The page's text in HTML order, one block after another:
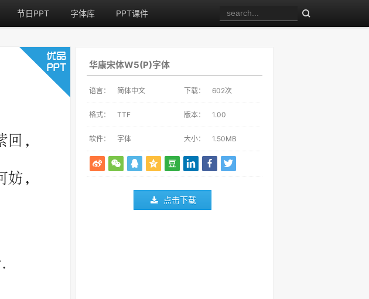
节日PPT 字体库 PPT课件
华康宋体W5(P)字体
语言： 简体中文 下载： 602次
格式： TTF 版本： 1.00
软件： 字体 大小： 1.50MB
点击下载